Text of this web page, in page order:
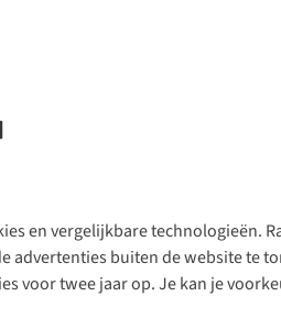
en vergelijkbare technologieën.
buiten de website te
voor twee jaar op. Je kan je